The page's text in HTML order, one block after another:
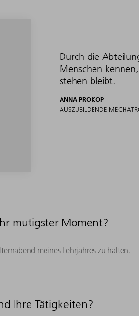
Durch die
Menschen
stehen bleibt.
ANNA PROKOP
AUSZUBILDENDE
mutigster Moment?
meines Lehrjahres zu halten.
Ihre Tätigkeiten?